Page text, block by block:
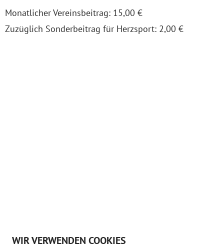
Monatlicher Vereinsbeitrag: 15,00 €
Zuzüglich Sonderbeitrag für Herzsport: 2,00 €
WIR VERWENDEN COOKIES